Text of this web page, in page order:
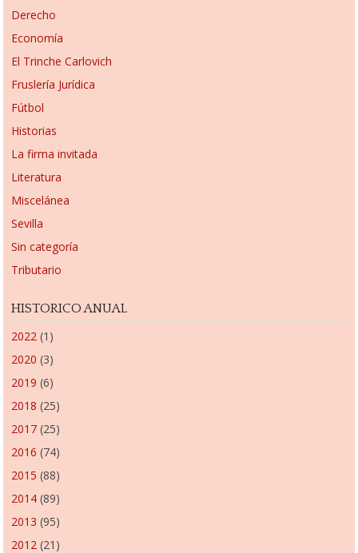
Derecho
Economía
El Trinche Carlovich
Fruslería Jurídica
Fútbol
Historias
La firma invitada
Literatura
Miscelánea
Sevilla
Sin categoría
Tributario
HISTORICO ANUAL
2022 (1)
2020 (3)
2019 (6)
2018 (25)
2017 (25)
2016 (74)
2015 (88)
2014 (89)
2013 (95)
2012 (21)